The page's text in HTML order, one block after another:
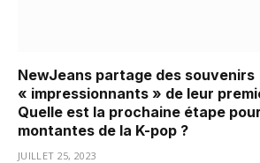
NewJeans partage des souvenirs
« impressionnants » de leur
Quelle est la prochaine étape
montantes de la K-pop ?
JUILLET 25, 2023